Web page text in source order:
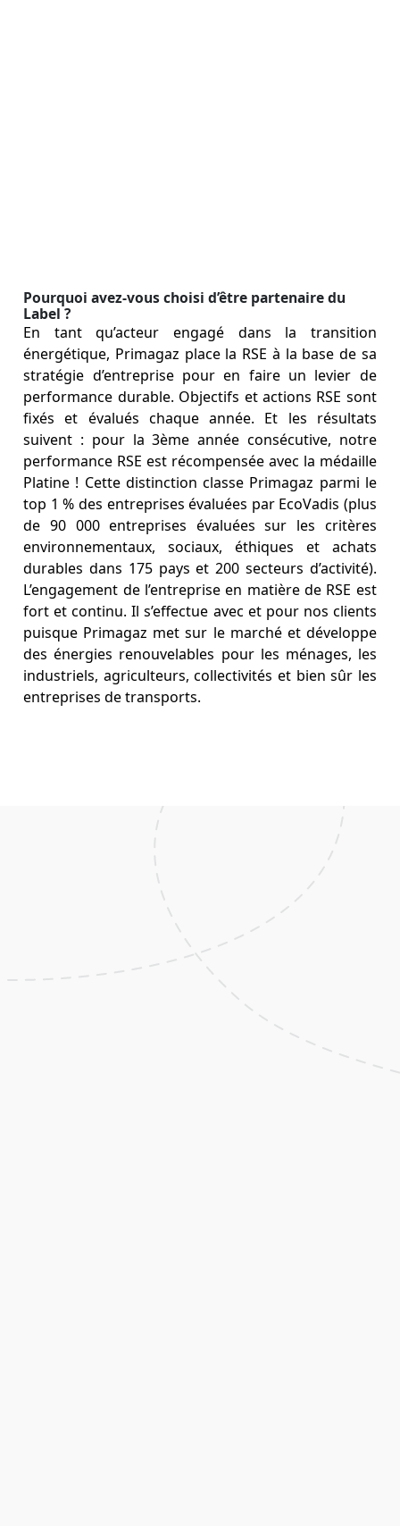
Pourquoi avez-vous choisi d’être partenaire du
Label ?
En tant qu’acteur engagé dans la transition
énergétique, Primagaz place la RSE à la base de sa
stratégie d’entreprise pour en faire un levier de
performance durable. Objectifs et actions RSE sont
fixés et évalués chaque année. Et les résultats
suivent : pour la 3ème année consécutive, notre
performance RSE est récompensée avec la médaille
Platine ! Cette distinction classe Primagaz parmi le
top 1 % des entreprises évaluées par EcoVadis (plus
de 90 000 entreprises évaluées sur les critères
environnementaux, sociaux, éthiques et achats
durables dans 175 pays et 200 secteurs d’activité).
L’engagement de l’entreprise en matière de RSE est
fort et continu. Il s’effectue avec et pour nos clients
puisque Primagaz met sur le marché et développe
des énergies renouvelables pour les ménages, les
industriels, agriculteurs, collectivités et bien sûr les
entreprises de transports.